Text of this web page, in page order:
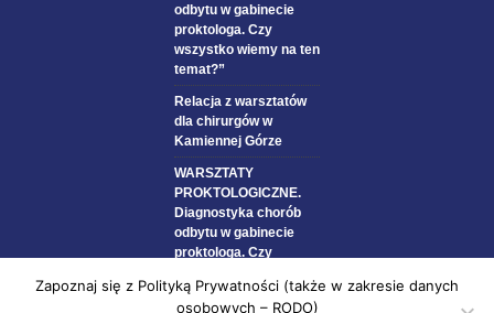
odbytu w gabinecie
proktologa. Czy
wszystko wiemy na ten
temat?”
Relacja z warsztatów
dla chirurgów w
Kamiennej Górze
WARSZTATY
PROKTOLOGICZNE.
Diagnostyka chorób
odbytu w gabinecie
proktologa. Czy
temat?
Zapoznaj się z Polityką Prywatności (także w zakresie danych
osobowych – RODO)